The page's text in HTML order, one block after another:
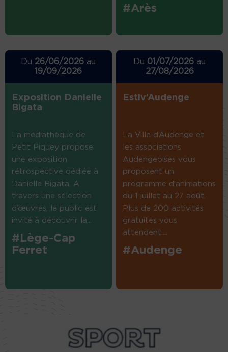
#Arès
Du 26/06/2026 au
19/09/2026
Exposition Danielle
Bigata
La médiathèque de
Petit Piquey propose
une exposition
rétrospective dédiée à
Danielle Bigata. A
travers une sélection
d’œuvres, le public est
invité à découvrir la...
#Lège-Cap
Ferret
Du 01/07/2026 au
27/08/2026
Estiv’Audenge
La Ville d’Audenge et
les associations
Audengeoises vous
proposent un
programme d’animations
du 1 juillet au 27 août.
Plus de 200 activités
gratuites vous
attendent....
#Audenge